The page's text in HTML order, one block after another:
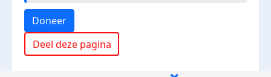
Doneer
Deel deze pagina